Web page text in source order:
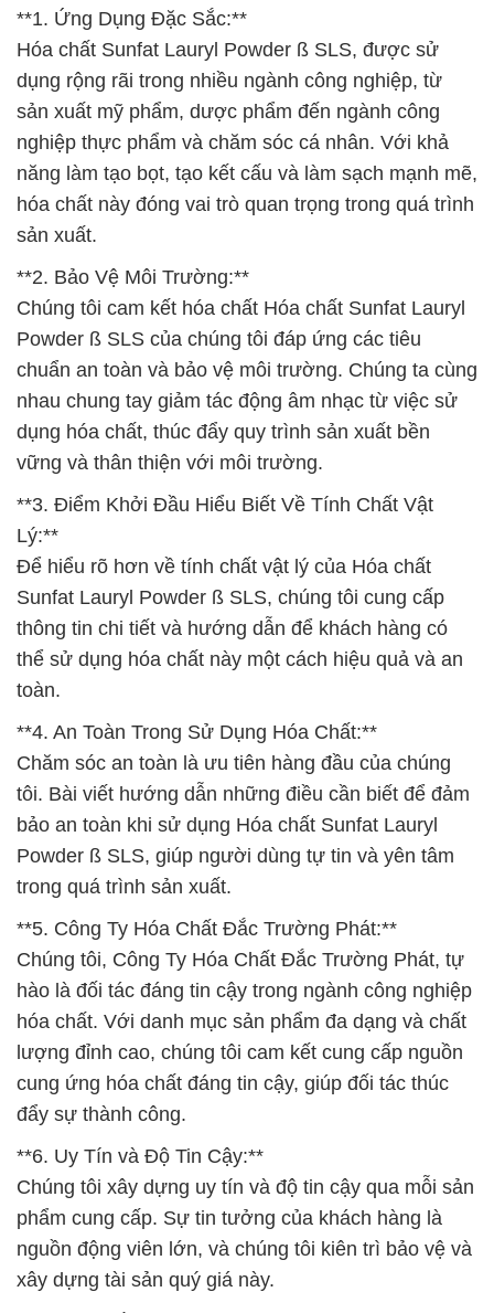
**1. Ứng Dụng Đặc Sắc:**
Hóa chất Sunfat Lauryl Powder ß SLS, được sử
dụng rộng rãi trong nhiều ngành công nghiệp, từ
sản xuất mỹ phẩm, dược phẩm đến ngành công
nghiệp thực phẩm và chăm sóc cá nhân. Với khả
năng làm tạo bọt, tạo kết cấu và làm sạch mạnh mẽ,
hóa chất này đóng vai trò quan trọng trong quá trình
sản xuất.
**2. Bảo Vệ Môi Trường:**
Chúng tôi cam kết hóa chất Hóa chất Sunfat Lauryl
Powder ß SLS của chúng tôi đáp ứng các tiêu
chuẩn an toàn và bảo vệ môi trường. Chúng ta cùng
nhau chung tay giảm tác động âm nhạc từ việc sử
dụng hóa chất, thúc đẩy quy trình sản xuất bền
vững và thân thiện với môi trường.
**3. Điểm Khởi Đầu Hiểu Biết Về Tính Chất Vật
Lý:**
Để hiểu rõ hơn về tính chất vật lý của Hóa chất
Sunfat Lauryl Powder ß SLS, chúng tôi cung cấp
thông tin chi tiết và hướng dẫn để khách hàng có
thể sử dụng hóa chất này một cách hiệu quả và an
toàn.
**4. An Toàn Trong Sử Dụng Hóa Chất:**
Chăm sóc an toàn là ưu tiên hàng đầu của chúng
tôi. Bài viết hướng dẫn những điều cần biết để đảm
bảo an toàn khi sử dụng Hóa chất Sunfat Lauryl
Powder ß SLS, giúp người dùng tự tin và yên tâm
trong quá trình sản xuất.
**5. Công Ty Hóa Chất Đắc Trường Phát:**
Chúng tôi, Công Ty Hóa Chất Đắc Trường Phát, tự
hào là đối tác đáng tin cậy trong ngành công nghiệp
hóa chất. Với danh mục sản phẩm đa dạng và chất
lượng đỉnh cao, chúng tôi cam kết cung cấp nguồn
cung ứng hóa chất đáng tin cậy, giúp đối tác thúc
đẩy sự thành công.
**6. Uy Tín và Độ Tin Cậy:**
Chúng tôi xây dựng uy tín và độ tin cậy qua mỗi sản
phẩm cung cấp. Sự tin tưởng của khách hàng là
nguồn động viên lớn, và chúng tôi kiên trì bảo vệ và
xây dựng tài sản quý giá này.